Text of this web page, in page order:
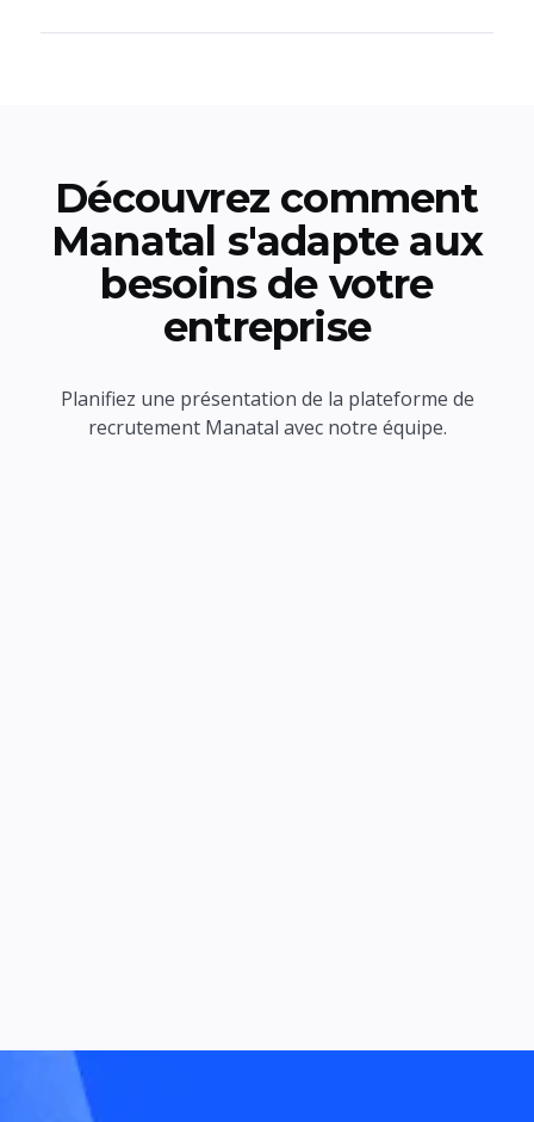
Découvrez comment
Manatal s'adapte aux
besoins de votre
entreprise
Planifiez une présentation de la plateforme de
recrutement Manatal avec notre équipe.